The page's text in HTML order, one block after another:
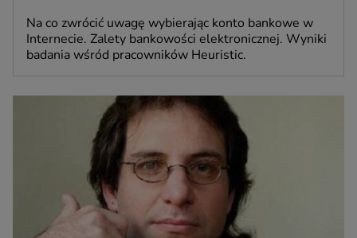
Na co zwrócić uwagę wybierając konto bankowe w
Internecie. Zalety bankowości elektronicznej. Wyniki
badania wśród pracowników Heuristic.